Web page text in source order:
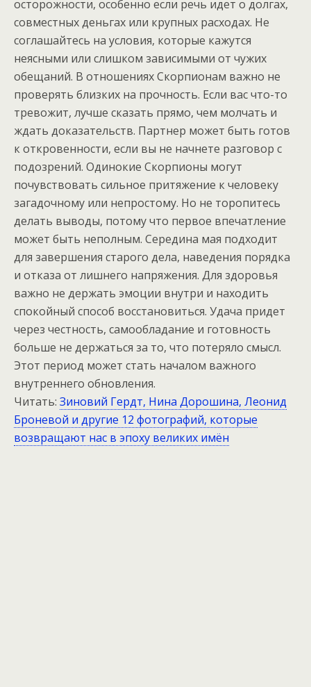
осторожности, особенно если речь идет о долгах,
совместных деньгах или крупных расходах. Не
соглашайтесь на условия, которые кажутся
неясными или слишком зависимыми от чужих
обещаний. В отношениях Скорпионам важно не
проверять близких на прочность. Если вас что-то
тревожит, лучше сказать прямо, чем молчать и
ждать доказательств. Партнер может быть готов
к откровенности, если вы не начнете разговор с
подозрений. Одинокие Скорпионы могут
почувствовать сильное притяжение к человеку
загадочному или непростому. Но не торопитесь
делать выводы, потому что первое впечатление
может быть неполным. Середина мая подходит
для завершения старого дела, наведения порядка
и отказа от лишнего напряжения. Для здоровья
важно не держать эмоции внутри и находить
спокойный способ восстановиться. Удача придет
через честность, самообладание и готовность
больше не держаться за то, что потеряло смысл.
Этот период может стать началом важного
внутреннего обновления.
Читать: Зиновий Гердт, Нина Дорошина, Леонид
Броневой и другие 12 фотографий, которые
возвращают нас в эпоху великих имён